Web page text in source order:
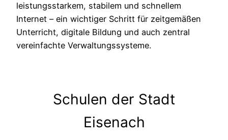
leistungsstarkem, stabilem und schnellem
Internet – ein wichtiger Schritt für zeitgemäßen
Unterricht, digitale Bildung und auch zentral
vereinfachte Verwaltungssysteme.
Schulen der Stadt
Eisenach